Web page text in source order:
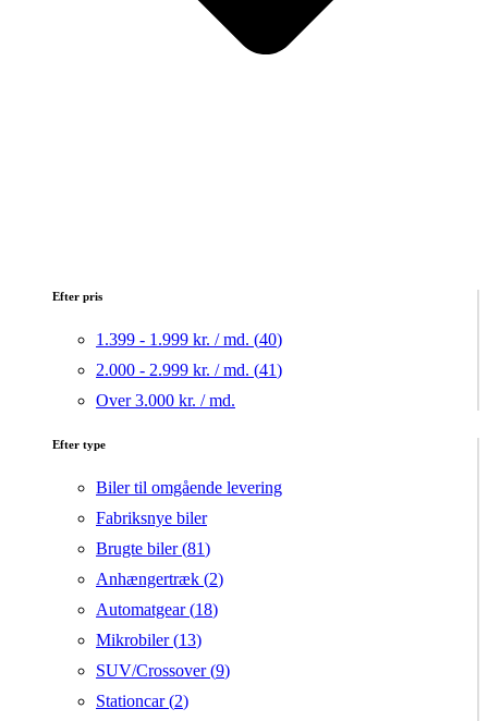
Efter pris
1.399 - 1.999 kr. / md. (40)
2.000 - 2.999 kr. / md. (41)
Over 3.000 kr. / md.
Efter type
Biler til omgående levering
Fabriksnye biler
Brugte biler (81)
Anhængertræk (2)
Automatgear (18)
Mikrobiler (13)
SUV/Crossover (9)
Stationcar (2)